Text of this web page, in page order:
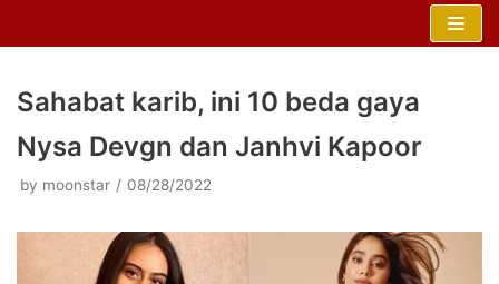
Sahabat karib, ini 10 beda gaya
Nysa Devgn dan Janhvi Kapoor
by moonstar 08/28/2022